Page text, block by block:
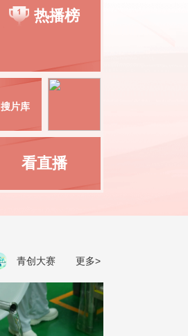
热播榜
搜片库
看直播
更多>
青创大赛